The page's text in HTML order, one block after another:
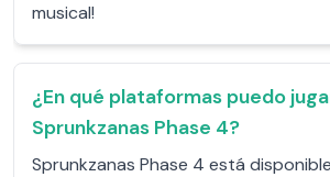
musical!
¿En qué plataformas puedo
Sprunkzanas Phase 4?
Sprunkzanas Phase 4 está